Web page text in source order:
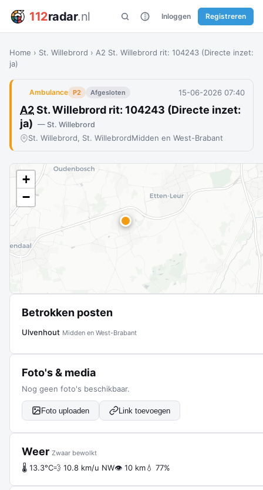
112radar.nl Inloggen Registreren
Home › St. Willebrord › A2 St. Willebrord rit: 104243 (Directe inzet:
ja)
Ambulance P2 Afgesloten 15-06-2026 07:40
A2St. Willebrord rit: 104243 (Directe inzet:
ja) — St. Willebrord
St. Willebrord, St. WillebrordMidden en West-Brabant
+
−
Betrokken posten
Ulvenhout Midden en West-Brabant
Foto's & media
Nog geen foto's beschikbaar.
Foto uploaden Link toevoegen
Weer Zwaar bewolkt
🌡 13.3°C💨 10.8 km/u NW👁 10 km💧 77%